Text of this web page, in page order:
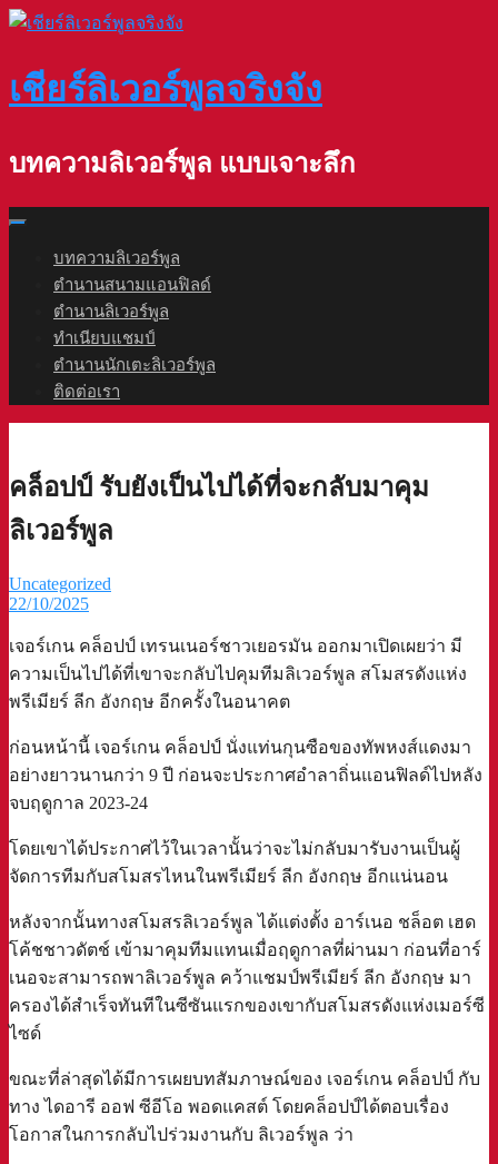
Skip
เชียร์ลิเวอร์พูลจริงจัง
บทความลิเวอร์พูล แบบเจาะลึก
บทความลิเวอร์พูล
ตำนานสนามแอนฟิลด์
ตำนานลิเวอร์พูล
ทำเนียบแชมป์
ตำนานนักเตะลิเวอร์พูล
ติดต่อเรา
คล็อปป์ รับยังเป็นไปได้ที่จะกลับมาคุม
ลิเวอร์พูล
Uncategorized
22/10/2025
เจอร์เกน คล็อปป์ เทรนเนอร์ชาวเยอรมัน ออกมาเปิดเผยว่า มี
ความเป็นไปได้ที่เขาจะกลับไปคุมทีมลิเวอร์พูล สโมสรดังแห่ง
พรีเมียร์ ลีก อังกฤษ อีกครั้งในอนาคต
ก่อนหน้านี้ เจอร์เกน คล็อปป์ นั่งแท่นกุนซือของทัพหงส์แดงมา
อย่างยาวนานกว่า 9 ปี ก่อนจะประกาศอำลาถิ่นแอนฟิลด์ไปหลัง
จบฤดูกาล 2023-24
โดยเขาได้ประกาศไว้ในเวลานั้นว่าจะไม่กลับมารับงานเป็นผู้
จัดการทีมกับสโมสรไหนในพรีเมียร์ ลีก อังกฤษ อีกแน่นอน
หลังจากนั้นทางสโมสรลิเวอร์พูล ได้แต่งตั้ง อาร์เนอ ชล็อต เฮด
โค้ชชาวดัตช์ เข้ามาคุมทีมแทนเมื่อฤดูกาลที่ผ่านมา ก่อนที่อาร์
เนอจะสามารถพาลิเวอร์พูล คว้าแชมป์พรีเมียร์ ลีก อังกฤษ มา
ครองได้สำเร็จทันทีในซีซันแรกของเขากับสโมสรดังแห่งเมอร์ซี
ไซด์
ขณะที่ล่าสุดได้มีการเผยบทสัมภาษณ์ของ เจอร์เกน คล็อปป์ กับ
ทาง ไดอารี ออฟ ซีอีโอ พอดแคสต์ โดยคล็อปป์ได้ตอบเรื่อง
โอกาสในการกลับไปร่วมงานกับ ลิเวอร์พูล ว่า